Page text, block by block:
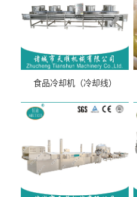
食品冷却机（冷却线）